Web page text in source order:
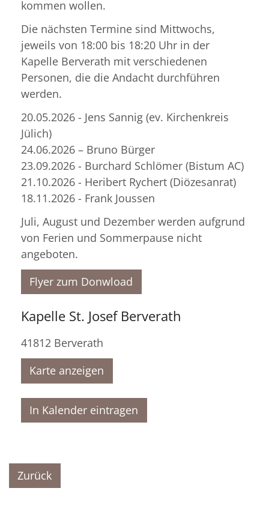
kommen wollen.
Die nächsten Termine sind Mittwochs,
jeweils von 18:00 bis 18:20 Uhr in der
Kapelle Berverath mit verschiedenen
Personen, die die Andacht durchführen
werden.
20.05.2026 - Jens Sannig (ev. Kirchenkreis
Jülich)
24.06.2026 – Bruno Bürger
23.09.2026 - Burchard Schlömer (Bistum AC)
21.10.2026 - Heribert Rychert (Diözesanrat)
18.11.2026 - Frank Joussen
Juli, August und Dezember werden aufgrund
von Ferien und Sommerpause nicht
angeboten.
Flyer zum Donwload
Kapelle St. Josef Berverath
41812 Berverath
Karte anzeigen
In Kalender eintragen
Zurück